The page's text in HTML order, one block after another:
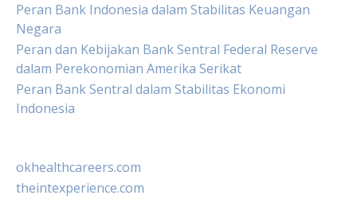
Peran Bank Indonesia dalam Stabilitas Keuangan
Negara
Peran dan Kebijakan Bank Sentral Federal Reserve
dalam Perekonomian Amerika Serikat
Peran Bank Sentral dalam Stabilitas Ekonomi
Indonesia
okhealthcareers.com
theintexperience.com